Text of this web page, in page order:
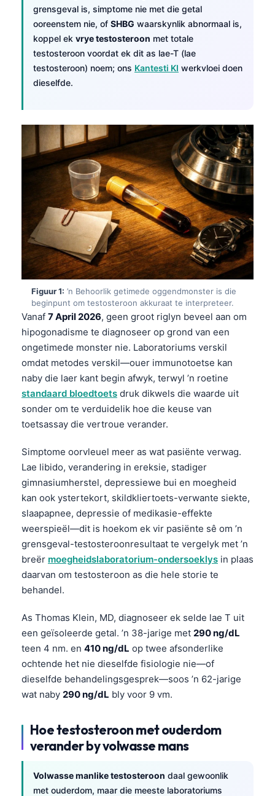
grensgeval is, simptome nie met die getal
ooreenstem nie, of SHBG waarskynlik abnormaal is,
koppel ek vrye testosteroon met totale
testosteroon voordat ek dit as lae-T (lae
testosteroon) noem; ons Kantesti KI werkvloei doen
dieselfde.
Figuur 1: ’n Behoorlik getimede oggendmonster is die
beginpunt om testosteroon akkuraat te interpreteer.
Vanaf 7 April 2026, geen groot riglyn beveel aan om
hipogonadisme te diagnoseer op grond van een
ongetimede monster nie. Laboratoriums verskil
omdat metodes verskil—ouer immunotoetse kan
naby die laer kant begin afwyk, terwyl ’n roetine
standaard bloedtoets druk dikwels die waarde uit
sonder om te verduidelik hoe die keuse van
toetsassay die vertroue verander.
Simptome oorvleuel meer as wat pasiënte verwag.
Lae libido, verandering in ereksie, stadiger
gimnasiumherstel, depressiewe bui en moegheid
kan ook ystertekort, skildkliertoets-verwante siekte,
slaapapnee, depressie of medikasie-effekte
weerspieël—dit is hoekom ek vir pasiënte sê om ’n
grensgeval-testosteroonresultaat te vergelyk met ’n
breër moegheidslaboratorium-ondersoeklys in plaas
daarvan om testosteroon as die hele storie te
behandel.
As Thomas Klein, MD, diagnoseer ek selde lae T uit
een geïsoleerde getal. ’n 38-jarige met 290 ng/dL
teen 4 nm. en 410 ng/dL op twee afsonderlike
ochtende het nie dieselfde fisiologie nie—of
dieselfde behandelingsgesprek—soos ’n 62-jarige
wat naby 290 ng/dL bly voor 9 vm.
Hoe testosteroon met ouderdom
verander by volwasse mans
Volwasse manlike testosteroon daal gewoonlik
met ouderdom, maar die meeste laboratoriums